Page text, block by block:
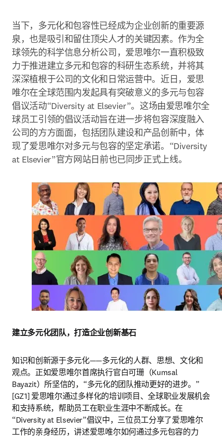
当下，多元化和包容性已经成为企业创新的重要源
泉，也是吸引和留住顶尖人才的关键因素。作为全
球领先的科学信息分析公司，爱思唯尔一直积极致
力于推进建立多元和包容的科研生态系统，并将其
深深植根于公司的文化和日常运营中。近日，爱思
唯尔在全球范围内发起具有突破意义的多元与包容
倡议活动“Diversity at Elsevier”。这场由爱思唯尔全
球员工引领的倡议活动旨在进一步将包容深度融入
公司的方方面面，包括团队建设和产品创新中，体
现了爱思唯尔对多元与包容的坚定承诺。“Diversity
at Elsevier”官方网站日前也已同步正式上线。
建立多元化团队，打造企业创新基石
知识和创新源于多元化——多元化的人群、思想、文化和
观点。正如爱思唯尔首席执行官白可珊（Kumsal
Bayazit）所坚信的，“多元化的团队推动更好的进步。”
[GZ1] 爱思唯尔通过多样化的培训项目、全球职业发展机会
和支持系统，帮助员工在职业生涯中不断成长。在
“Diversity at Elsevier”倡议中，三位员工分享了爱思唯尔
工作的亲身经历，讲述爱思唯尔如何通过多元包容的力